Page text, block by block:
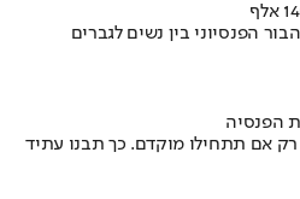
הפנסיוני בין נשים לגברים
הפנסיה
אם תתחילו מוקדם. כך תבנו עתיד